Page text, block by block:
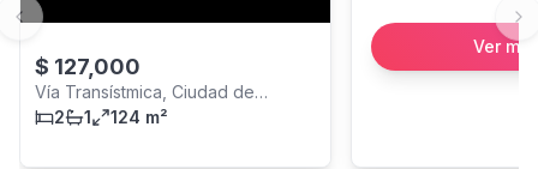
$ 127,000
Vía Transístmica, Ciudad de
Panamá
2 1 124 m²
Ver
Previous slide